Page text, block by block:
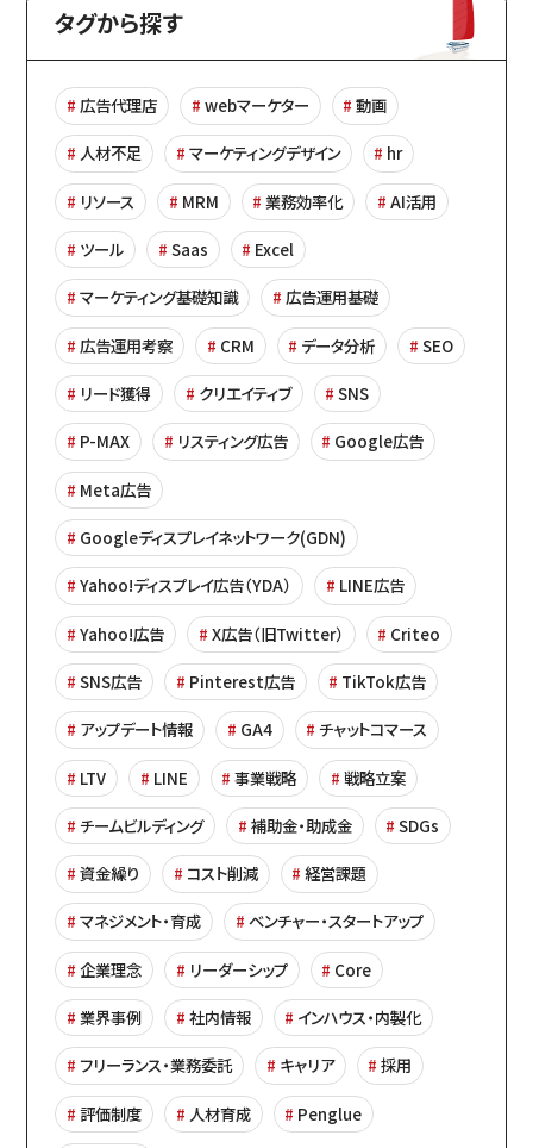
タグから探す
広告代理店 webマーケター 動画
人材不足 マーケティングデザイン hr
リソース MRM 業務効率化 AI活用
ツール Saas Excel
マーケティング基礎知識 広告運用基礎
広告運用考察 CRM データ分析 SEO
リード獲得 クリエイティブ SNS
P-MAX リスティング広告 Google広告
Meta広告
Googleディスプレイネットワーク(GDN)
Yahoo!ディスプレイ広告（YDA） LINE広告
Yahoo!広告 X広告（旧Twitter） Criteo
SNS広告 Pinterest広告 TikTok広告
アップデート情報 GA4 チャットコマース
LTV LINE 事業戦略 戦略立案
チームビルディング 補助金・助成金 SDGs
資金繰り コスト削減 経営課題
マネジメント・育成 ベンチャー・スタートアップ
企業理念 リーダーシップ Core
業界事例 社内情報 インハウス・内製化
フリーランス・業務委託 キャリア 採用
評価制度 人材育成 Penglue